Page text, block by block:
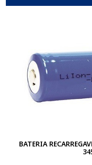
BATERIA